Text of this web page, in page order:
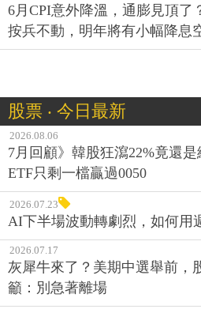
6月CPI意外降溫，通膨見頂了
按兵不動，明年將有小幅降息
股票 ‧ 今日最新
2026.08.06
7月回顧》韓股狂瀉22%竟還
ETF只剩一檔贏過0050
2026.07.23
AI下半場波動轉劇烈，如何用
2026.07.17
灰犀牛來了？美期中選舉前，
籲：別急著離場